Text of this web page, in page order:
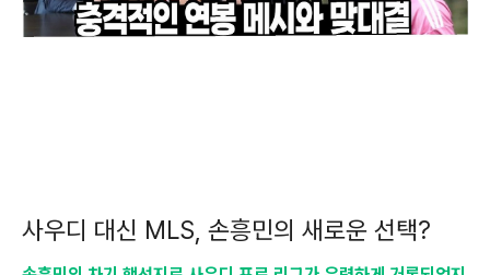
사우디 대신 MLS, 손흥민의 새로운 선택?